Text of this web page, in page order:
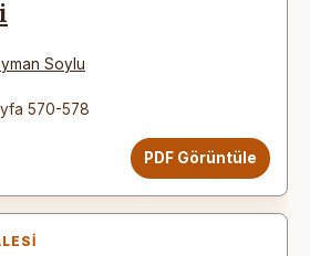
Soylu
570-578
PDF Görüntüle